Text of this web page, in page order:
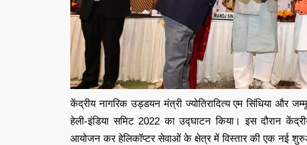
केंद्रीय नागरिक उड्डयन मंत्री ज्योतिरादित्य एम सिंधिया और
हेली-इंडिया समिट 2022 का उद्घाटन किया। इस दौरान
आयोजन कर हेलिकॉप्टर सेवाओं के क्षेत्र में विस्तार की एक नई